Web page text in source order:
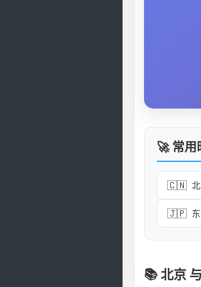
🚀 常用
🇨🇳
🇯🇵
📚 北京